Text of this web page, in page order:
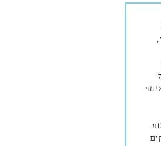
תוצאות שאלון שביעות